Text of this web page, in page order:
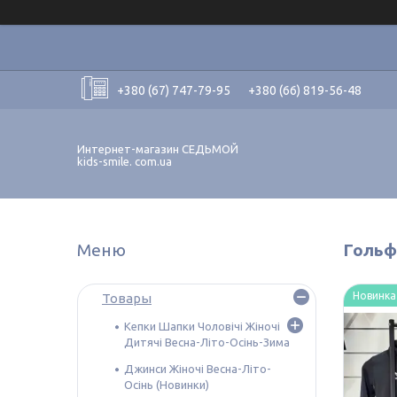
+380 (67) 747-79-95 +380 (66) 819-56-48
Интернет-магазин СЕДЬМОЙ
kids-smile. com.ua
Новинка
Товары
Кепки Шапки Чоловічі Жіночі
Дитячі Весна-Літо-Осінь-Зима
Джинси Жіночі Весна-Літо-
Осінь (Новинки)